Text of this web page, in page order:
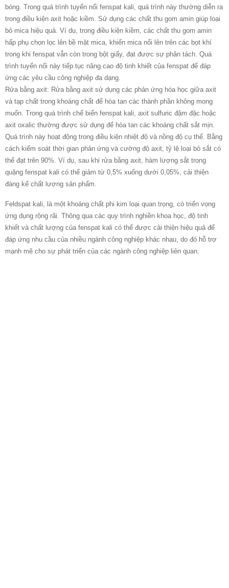
bóng. Trong quá trình tuyển nổi fenspat kali, quá trình này thường diễn ra
trong điều kiện axit hoặc kiềm. Sử dụng các chất thu gom amin giúp loại
bỏ mica hiệu quả. Ví dụ, trong điều kiện kiềm, các chất thu gom amin
hấp phụ chọn lọc lên bề mặt mica, khiến mica nổi lên trên các bọt khí
trong khi fenspat vẫn còn trong bột giấy, đạt được sự phân tách. Quá
trình tuyển nổi này tiếp tục nâng cao độ tinh khiết của fenspat để đáp
ứng các yêu cầu công nghiệp đa dạng.
‌Rửa bằng axit‌: Rửa bằng axit sử dụng các phản ứng hóa học giữa axit
và tạp chất trong khoáng chất để hòa tan các thành phần không mong
muốn. Trong quá trình chế biến fenspat kali, axit sulfuric đậm đặc hoặc
axit oxalic thường được sử dụng để hòa tan các khoáng chất sắt mịn.
Quá trình này hoạt động trong điều kiện nhiệt độ và nồng độ cụ thể. Bằng
cách kiểm soát thời gian phản ứng và cường độ axit, tỷ lệ loại bỏ sắt có
thể đạt trên 90%. Ví dụ, sau khi rửa bằng axit, hàm lượng sắt trong
quặng fenspat kali có thể giảm từ 0,5% xuống dưới 0,05%, cải thiện
đáng kể chất lượng sản phẩm.
Feldspat kali, là một khoáng chất phi kim loại quan trọng, có triển vọng
ứng dụng rộng rãi. Thông qua các quy trình nghiền khoa học, độ tinh
khiết và chất lượng của fenspat kali có thể được cải thiện hiệu quả để
đáp ứng nhu cầu của nhiều ngành công nghiệp khác nhau, do đó hỗ trợ
mạnh mẽ cho sự phát triển của các ngành công nghiệp liên quan.